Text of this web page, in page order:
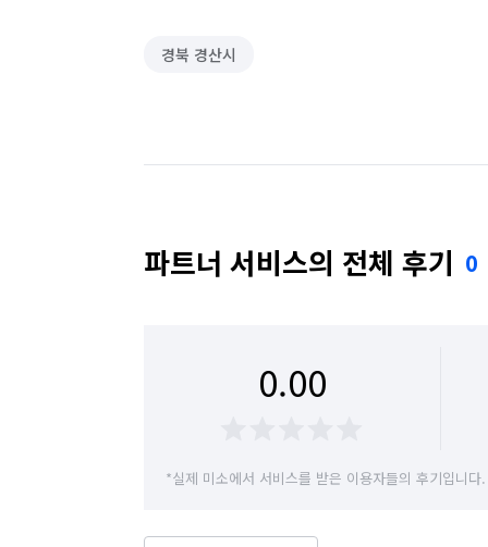
경북 경산시
파트너 서비스의 전체 후기 0
0.00
*실제 미소에서 서비스를 받은 이용자들의 후기입니다.